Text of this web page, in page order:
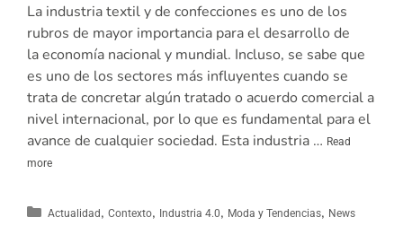
La industria textil y de confecciones es uno de los
rubros de mayor importancia para el desarrollo de
la economía nacional y mundial. Incluso, se sabe que
es uno de los sectores más influyentes cuando se
trata de concretar algún tratado o acuerdo comercial a
nivel internacional, por lo que es fundamental para el
avance de cualquier sociedad. Esta industria … Read
more
Actualidad, Contexto, Industria 4.0, Moda y Tendencias, News